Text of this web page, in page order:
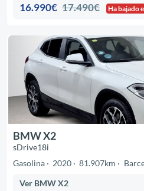
16.990€ 17.490€ Ha bajado
BMW X2
sDrive18i
Gasolina
2020 81.907km
Ver BMW X2